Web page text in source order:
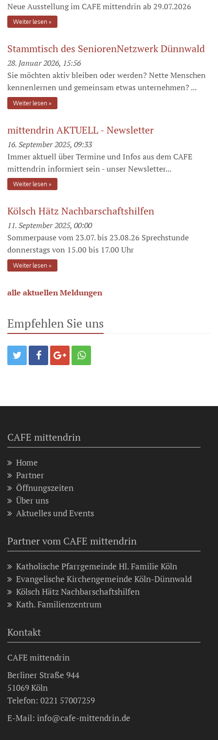
Neue Ausstellung im CAFE mittendrin ab 29.07.2026
Weiter lesen
Stammtisch des SeniorenNetzwerk Dünnwald
28. Januar 2026, 15:56
Sie möchten aktiv bleiben oder werden? Nette Menschen
kennenlernen und gemeinsam etwas unternehmen? ...
Weiter lesen
mittendrin AKTUELL - Newsletter
16. September 2025, 09:33
Immer aktuell über Termine und Infos aus dem CAFE
mittendrin informiert sein - unser Newsletter...
Weiter lesen
Kölsch Hätz Nachbarschaftshilfen
11. September 2025, 00:00
Sommerpause vom 23.07. bis 23.08.26 Sprechstunde
donnerstags von 15.00 bis 17.00 Uhr
Weiter lesen
alle aktuellen Meldungen
Empfehlen Sie uns
CAFE mittendrin
Home
Partner
Öffnungszeiten
Über uns
Aktuelles und Events
Partner vom CAFE mittendrin
Katholische Pfarrgemeinde Hl. Familie Köln
Evangelische Kirchengemeinde Köln-Dünnwald
Kölsch Hätz Nachbarschaftshilfen
Kath. Familienzentrum
Kontakt
CAFE mittendrin
Berliner Straße 944
51069 Köln
Telefon: 0221 57007259
E-Mail: info@cafe-mittendrin.de